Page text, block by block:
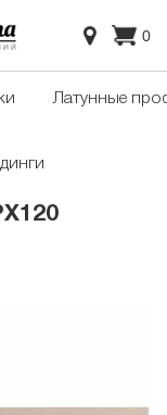
0
Латунные